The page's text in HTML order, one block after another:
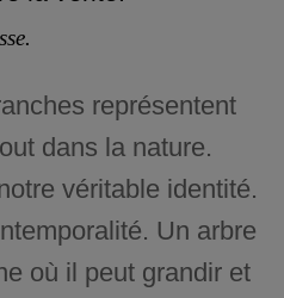
représentent
dans la nature.
véritable identité.
Un arbre
où il peut grandir et